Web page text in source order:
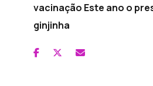
vacinação Este ano o
ginjinha